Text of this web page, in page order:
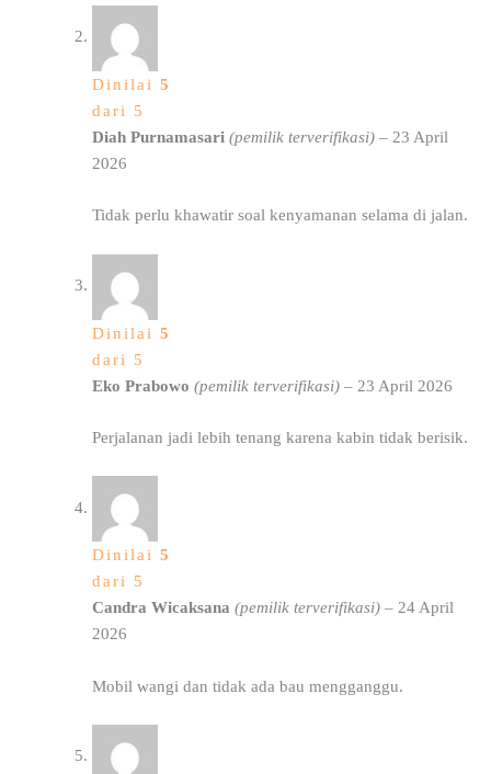
Dinilai 5
dari 5
Diah Purnamasari (pemilik terverifikasi) – 23 April
2026
Tidak perlu khawatir soal kenyamanan selama di jalan.
Dinilai 5
dari 5
Eko Prabowo (pemilik terverifikasi) – 23 April 2026
Perjalanan jadi lebih tenang karena kabin tidak berisik.
Dinilai 5
dari 5
Candra Wicaksana (pemilik terverifikasi) – 24 April
2026
Mobil wangi dan tidak ada bau mengganggu.